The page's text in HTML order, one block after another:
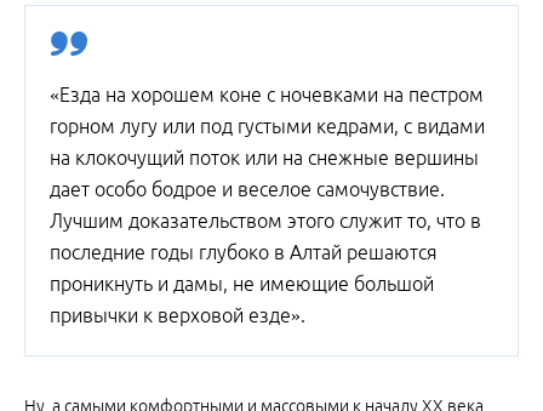
«Езда на хорошем коне с ночевками на пестром
горном лугу или под густыми кедрами, с видами
на клокочущий поток или на снежные вершины
дает особо бодрое и веселое самочувствие.
Лучшим доказательством этого служит то, что в
последние годы глубоко в Алтай решаются
проникнуть и дамы, не имеющие большой
привычки к верховой езде».
Ну, а самыми комфортными и массовыми к началу XX века